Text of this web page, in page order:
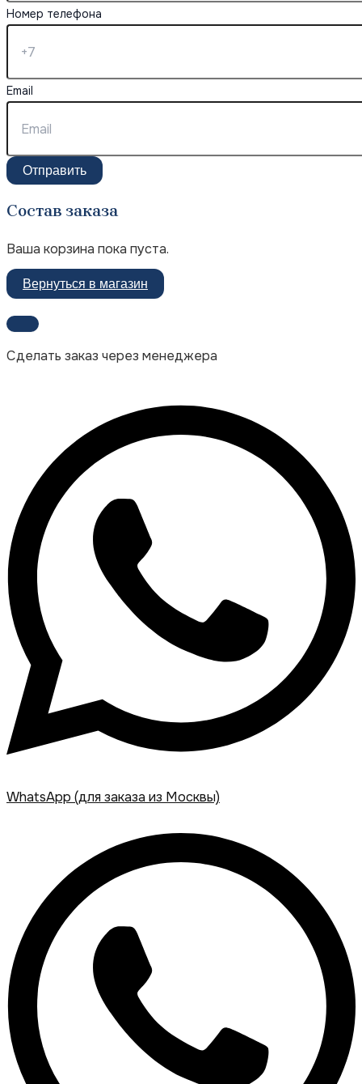
Номер телефона
Email
Отправить
Состав заказа
Ваша корзина пока пуста.
Вернуться в магазин
Сделать заказ через менеджера
WhatsApp (для заказа из Москвы)